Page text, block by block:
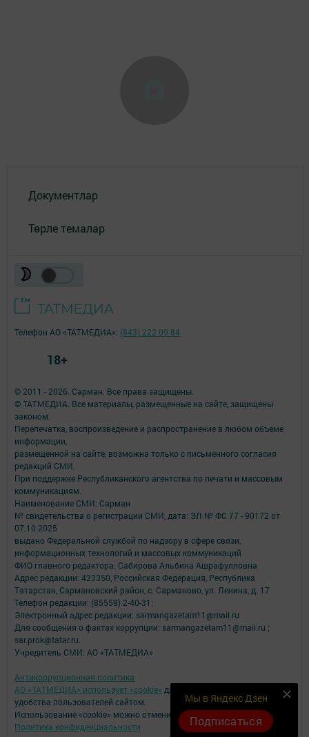
Документлар
Төрле темалар
Мы в Яндекс Дзен
Подписаться
© 2011 - 2026. Сарман. Все права защищены.
© ТАТМЕДИА. Все материалы, размещенные на сайте, защищены
законом.
Перепечатка, воспроизведение и распространение в любом объеме
информации,
размещенной на сайте, возможна только с письменного согласия
редакций СМИ.
При поддержке Республиканского агентства по печати и массовым
коммуникациям.
Наименование СМИ: Сарман
№ свидетельства о регистрации СМИ, дата: ЭЛ № ФС 77 - 90172 от
07.10.2025
выдано Федеральной службой по надзору в сфере связи,
информационных технологий и массовых коммуникаций
ФИО главного редактора: Сабирова Альбина Ашрафулловна
Адрес редакции: 423350, Российская Федерация, Республика
Татарстан, Сармановский район, с. Сарманово, ул. Ленина, д. 17
Телефон редакции: (85559) 2-40-31;
Электронный адрес редакции: sarmangazetam11@mail.ru
Для сообщения о фактах коррупции: sarmangazetam11@mail.ru ;
sar.prok@tatar.ru.
Учредитель СМИ: АО «ТАТМЕДИА»
Антикоррупционная политика
АО «ТАТМЕДИА» использует «cookie» для персонализации сервисов и
удобства пользователей сайтом.
Использование «cookie» можно отменить в настройках браузера.
Политика конфиденциальности
Телефон АО «ТАТМЕДИА»: (843) 222 09 84
18+